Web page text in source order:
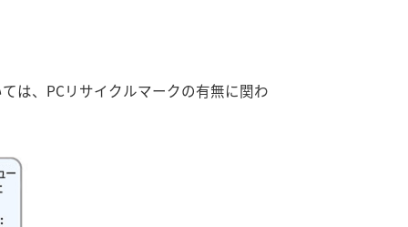
は、PCリサイクルマークの有無に関わ